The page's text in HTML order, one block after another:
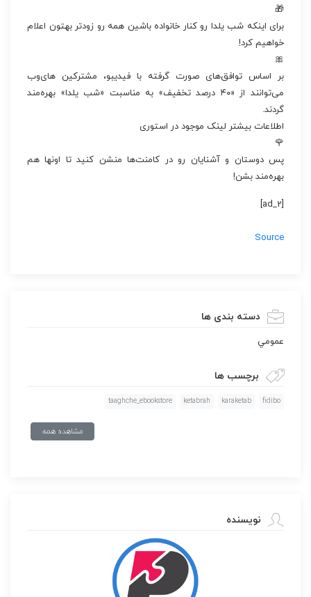
🎁
برای اینکه شب یلدا رو کنار خانواده باشین همه رو زودتر بهتون اعلام
خواهیم کرد!
🎀
بر اساس توافق‌های صورت گرفته با فیدیبو، مشترکین های‌وب
می‌توانند از «۴۰ درصد تخفیف» به مناسبت «شب یلدا» بهره‌مند
گردند.
اطلاعات بیشتر لینک موجود در استوری
🌹
پس دوستان و آشنایان رو در کامنت‌ها منشن کنید تا اونها هم
بهره‌مند بشن!
[ad_2]
Source
دسته بندی ها
عمومي
برچسب ها
fidibo
karaketab
ketabrah
taaghche_ebookstore
مشاهده همه
نویسنده